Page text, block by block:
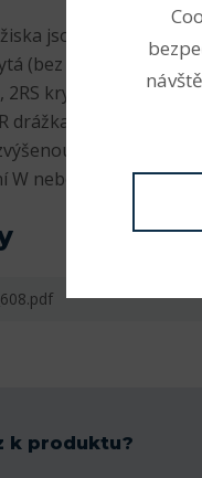
jsou
(bez označení), 2Z
krytá plastem
drážka na vnějším
radiální vůlí se
W nebo S, K
k produktu?